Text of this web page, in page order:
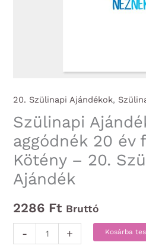
20. Szülinapi Ajándékok,
Szülinapi
aggódnék 20 év
Kötény – 20.
Ajándék
2286 Ft Bruttó
-
Szülinapi
Ajándék
+ Kosárba